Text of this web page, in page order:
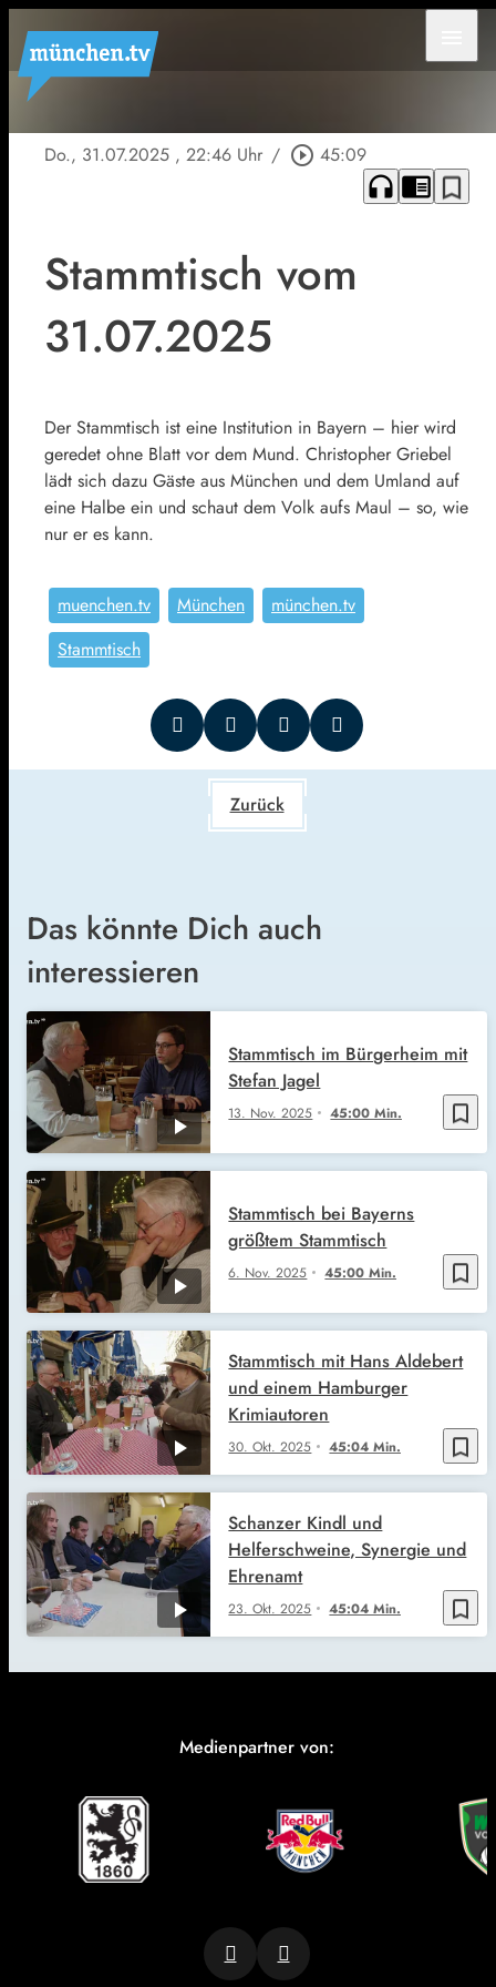
Do., 31.07.2025 , 22:46 Uhr / play_circle_outline 45:09
headphones chrome_reader_mode bookmark_border
Stammtisch vom
31.07.2025
Der Stammtisch ist eine Institution in Bayern – hier wird
geredet ohne Blatt vor dem Mund. Christopher Griebel
lädt sich dazu Gäste aus München und dem Umland auf
eine Halbe ein und schaut dem Volk aufs Maul – so, wie
nur er es kann.
muenchen.tv München
münchen.tv
Stammtisch
Zurück
Das könnte Dich auch
interessieren
bookmark_border
13. Nov. 2025 45:00 Min.
Stammtisch im Bürgerheim mit
Stefan Jagel
bookmark_border
6. Nov. 2025 45:00 Min.
Stammtisch bei Bayerns
größtem Stammtisch
bookmark_border
30. Okt. 2025 45:04 Min.
Stammtisch mit Hans Aldebert
und einem Hamburger
Krimiautoren
bookmark_border
23. Okt. 2025 45:04 Min.
Schanzer Kindl und
Helferschweine, Synergie und
Ehrenamt
Medienpartner von: